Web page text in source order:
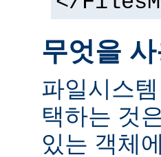
무엇을
파일시스
택하는 것
있는 객체